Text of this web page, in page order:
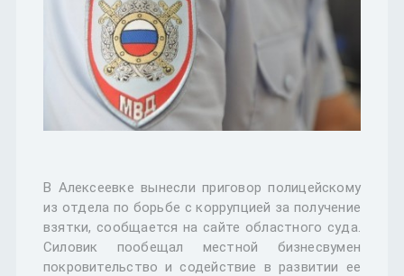
В Алексеевке вынесли приговор полицейскому
из отдела по борьбе с коррупцией за получение
взятки, сообщается на сайте областного суда.
Силовик пообещал местной бизнесвумен
покровительство и содействие в развитии ее